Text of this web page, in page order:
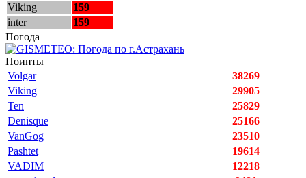
Viking
159
inter
159
Погода
Поинты
Volgar
38269
Viking
29905
Ten
25829
Denisque
25166
VanGog
23510
Pashtet
19614
VADIM
12218